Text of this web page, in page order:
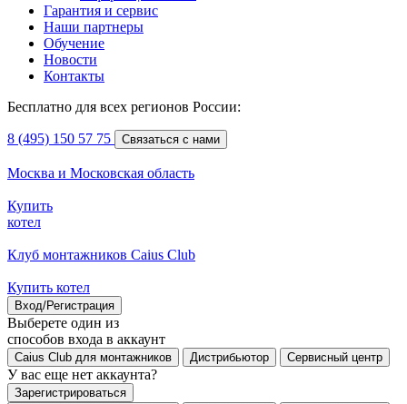
Гарантия и сервис
Наши партнеры
Обучение
Новости
Контакты
Бесплатно для всех регионов России:
8 (495) 150 57 75 Связаться с нами
Москва и Московская область
Купить
котел
Клуб монтажников Caius Club
Купить котел
Вход/Регистрация
Выберете один из
способов входа в аккаунт
Caius Club для монтажников Дистрибьютор Сервисный центр
У вас еще нет аккаунта?
Зарегистрироваться